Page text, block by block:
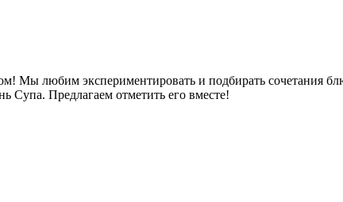
Мы любим экспериментировать и подбирать сочетания
Супа. Предлагаем отметить его вместе!